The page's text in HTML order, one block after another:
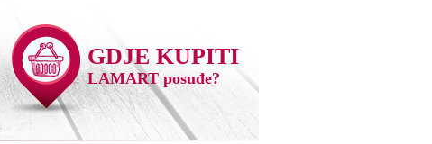
GDJE KUPITI
LAMART posuđe?